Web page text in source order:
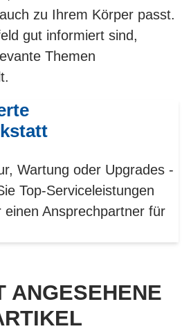
zu Ihrem Körper passt.
gut informiert sind,
Themen
Wartung oder Upgrades -
Top-Serviceleistungen
einen Ansprechpartner für
ANGESEHENE